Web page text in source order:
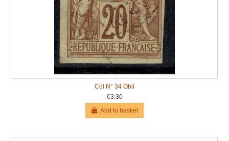
Col N° 34 Obli
€3.30
Add to basket